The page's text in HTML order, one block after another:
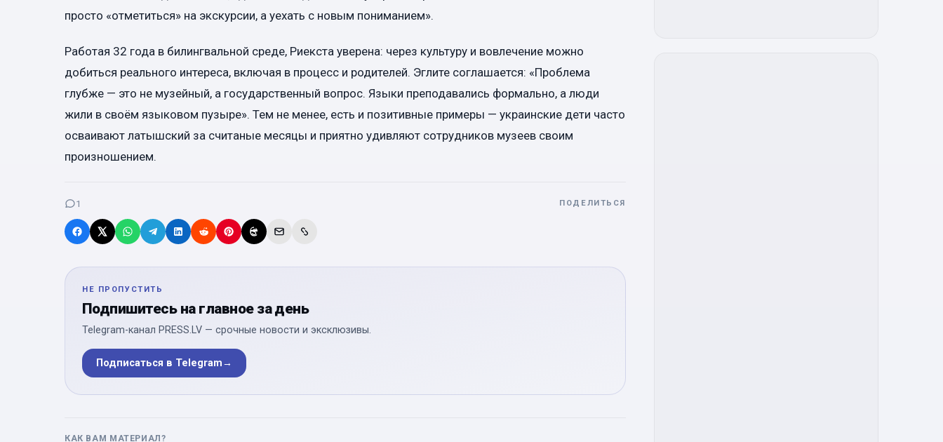
просто «отметиться» на экскурсии, а уехать с новым пониманием».
Работая 32 года в билингвальной среде, Риекста уверена: через культуру и вовлечение можно
добиться реального интереса, включая в процесс и родителей. Эглите соглашается: «Проблема
глубже — это не музейный, а государственный вопрос. Языки преподавались формально, а люди
жили в своём языковом пузыре». Тем не менее, есть и позитивные примеры — украинские дети часто
осваивают латышский за считаные месяцы и приятно удивляют сотрудников музеев своим
произношением.
1 ПОДЕЛИТЬСЯ
НЕ ПРОПУСТИТЬ
Подпишитесь на главное за день
Telegram-канал PRESS.LV — срочные новости и эксклюзивы.
Подписаться в Telegram→
КАК ВАМ МАТЕРИАЛ?